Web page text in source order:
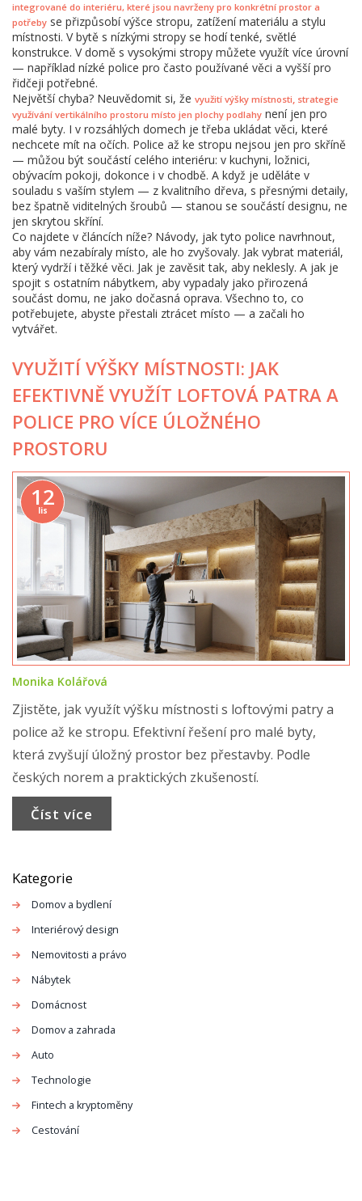
integrované do interiéru, které jsou navrženy pro konkrétní prostor a
potřeby se přizpůsobí výšce stropu, zatížení materiálu a stylu
místnosti. V bytě s nízkými stropy se hodí tenké, světlé
konstrukce. V domě s vysokými stropy můžete využít více úrovní
— například nízké police pro často používané věci a vyšší pro
řidčeji potřebné.
Největší chyba? Neuvědomit si, že využití výšky místnosti, strategie
využívání vertikálního prostoru místo jen plochy podlahy není jen pro
malé byty. I v rozsáhlých domech je třeba ukládat věci, které
nechcete mít na očích. Police až ke stropu nejsou jen pro skříně
— můžou být součástí celého interiéru: v kuchyni, ložnici,
obývacím pokoji, dokonce i v chodbě. A když je uděláte v
souladu s vaším stylem — z kvalitního dřeva, s přesnými detaily,
bez špatně viditelných šroubů — stanou se součástí designu, ne
jen skrytou skříní.
Co najdete v článcích níže? Návody, jak tyto police navrhnout,
aby vám nezabíraly místo, ale ho zvyšovaly. Jak vybrat materiál,
který vydrží i těžké věci. Jak je zavěsit tak, aby neklesly. A jak je
spojit s ostatním nábytkem, aby vypadaly jako přirozená
součást domu, ne jako dočasná oprava. Všechno to, co
potřebujete, abyste přestali ztrácet místo — a začali ho
vytvářet.
VYUŽITÍ VÝŠKY MÍSTNOSTI: JAK
EFEKTIVNĚ VYUŽÍT LOFTOVÁ PATRA A
POLICE PRO VÍCE ÚLOŽNÉHO
PROSTORU
12
lis
Monika Kolářová
Zjistěte, jak využít výšku místnosti s loftovými patry a
police až ke stropu. Efektivní řešení pro malé byty,
která zvyšují úložný prostor bez přestavby. Podle
českých norem a praktických zkušeností.
Číst více
Kategorie
Domov a bydlení
Interiérový design
Nemovitosti a právo
Nábytek
Domácnost
Domov a zahrada
Auto
Technologie
Fintech a kryptoměny
Cestování